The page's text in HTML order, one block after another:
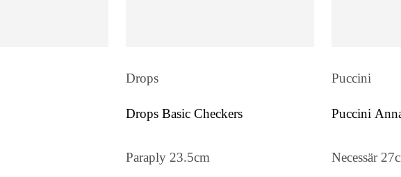
Drops
Drops Basic Checkers
Paraply 23.5cm
Puccini
Puccini
Necessär